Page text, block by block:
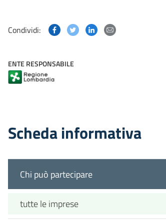
Condividi: Condividi questa pagina su
Condividi questa
Condividi questa
ENTE RESPONSABILE
Scheda informativa
Chi può partecipare
tutte le imprese